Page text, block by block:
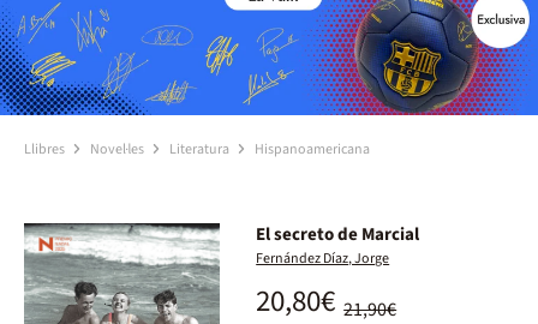
Llibres Novel·les Literatura Hispanoamericana
El secreto de Marcial
Fernández Díaz, Jorge
21,90€
20,80€